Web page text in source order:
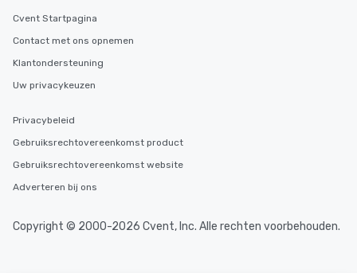
Cvent Startpagina
Contact met ons opnemen
Klantondersteuning
Uw privacykeuzen
Privacybeleid
Gebruiksrechtovereenkomst product
Gebruiksrechtovereenkomst website
Adverteren bij ons
Copyright © 2000-2026 Cvent, Inc. Alle rechten voorbehouden.